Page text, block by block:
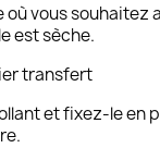
où vous souhaitez
est sèche.
transfert
et fixez-le en